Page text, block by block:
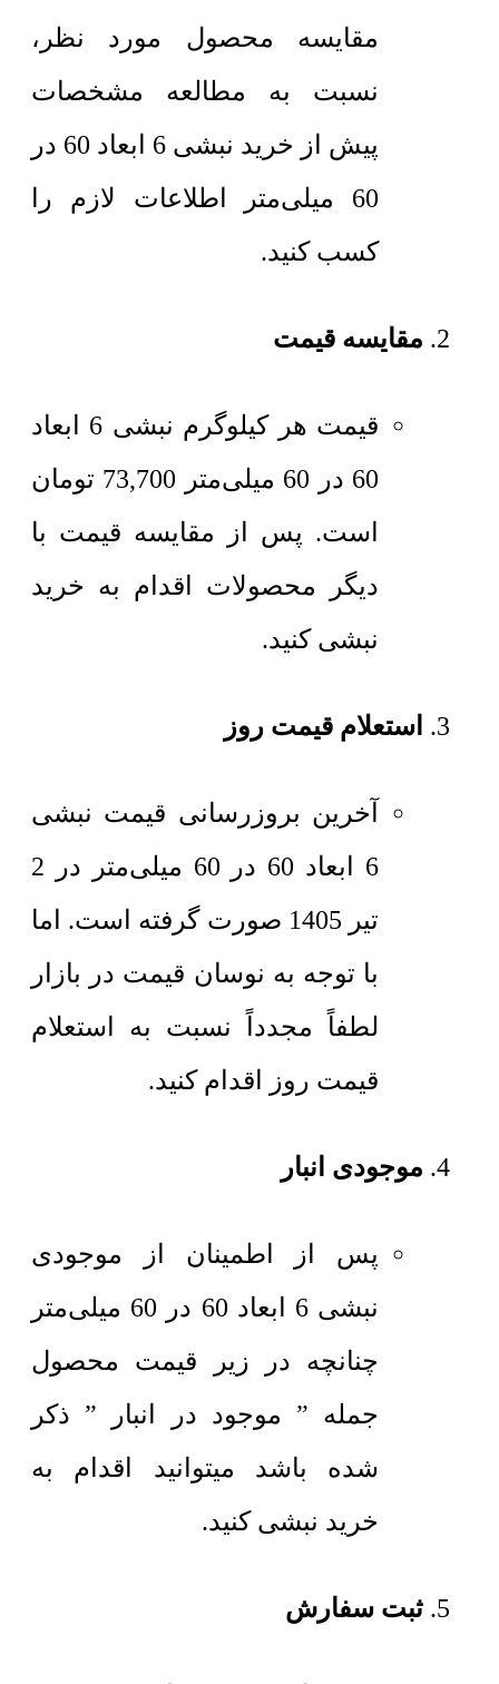
مقایسه محصول مورد نظر،
نسبت به مطالعه مشخصات
پیش از خرید نبشی 6 ابعاد 60 در
60 میلی‌متر اطلاعات لازم را
کسب کنید.
مقایسه قیمت
قیمت هر کیلوگرم
نبشی 6 ابعاد
60 در 60 میلی‌متر
73,700 تومان
است. پس از مقایسه قیمت با
دیگر محصولات اقدام به خرید
نبشی کنید.
استعلام قیمت روز
آخرین بروزرسانی قیمت نبشی
6 ابعاد 60 در 60 میلی‌متر در 2
تیر 1405 صورت گرفته است. اما
با توجه به نوسان قیمت در بازار
لطفاً مجدداً نسبت به استعلام
قیمت روز اقدام کنید.
موجودی انبار
پس از اطمینان از موجودی
نبشی 6 ابعاد 60 در 60 میلی‌متر
چنانچه در زیر قیمت محصول
جمله ” موجود در انبار ” ذکر
شده باشد میتوانید اقدام به
خرید نبشی کنید.
ثبت سفارش